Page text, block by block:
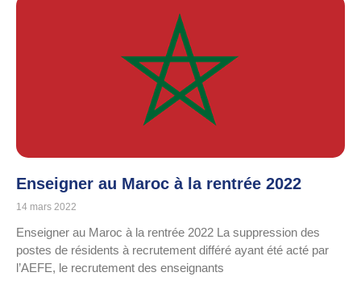
Enseigner au Maroc à la rentrée 2022
14 mars 2022
Enseigner au Maroc à la rentrée 2022 La suppression des
postes de résidents à recrutement différé ayant été acté par
l’AEFE, le recrutement des enseignants